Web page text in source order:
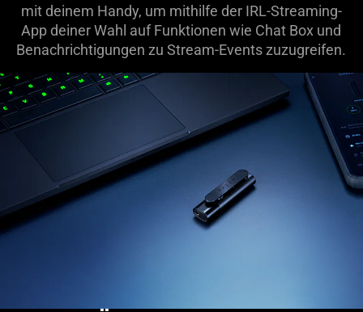
mit deinem Handy, um mithilfe der IRL-Streaming-
App deiner Wahl auf Funktionen wie Chat Box und
Benachrichtigungen zu Stream-Events zuzugreifen.